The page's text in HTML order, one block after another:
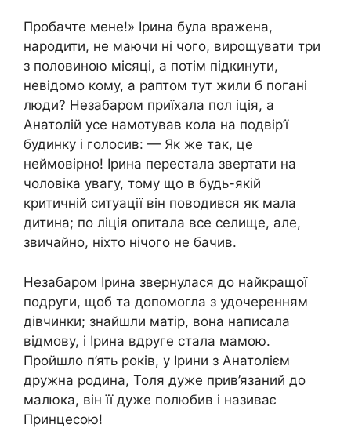
Пробачте мене!» Ірина була вражена,
народити, не маючи ні чого, вирощувати три
з половиною місяці, а потім підкинути,
невідомо кому, а раптом тут жили б погані
люди? Незабаром приїхала пол іція, а
Анатолій усе намотував кола на подвір’ї
будинку і голосив: — Як же так, це
неймовірно! Ірина перестала звертати на
чоловіка увагу, тому що в будь-якій
критичній ситуації він поводився як мала
дитина; по ліція опитала все селище, але,
звичайно, ніхто нічого не бачив.
Незабаром Ірина звернулася до найкращої
подруги, щоб та допомогла з удочеренням
дівчинки; знайшли матір, вона написала
відмову, і Ірина вдруге стала мамою.
Пройшло п’ять років, у Ірини з Анатолієм
дружна родина, Толя дуже прив’язаний до
малюка, він її дуже полюбив і називає
Принцесою!